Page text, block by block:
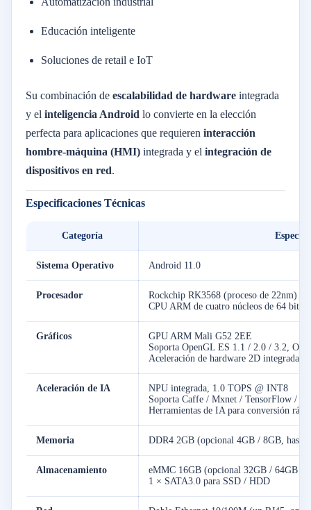
Educación inteligente
Soluciones de retail e IoT
Su combinación de escalabilidad de hardware integrada
y el inteligencia Android lo convierte en la elección
perfecta para aplicaciones que requieren interacción
hombre-máquina (HMI) integrada y el integración de
dispositivos en red.
Especificaciones Técnicas
Categoría
Sistema Operativo Android 11.0
Procesador
Rockchip RK3568 (proceso de 22nm)
CPU ARM de cuatro núcleos de 64 bits,
Gráficos
GPU ARM Mali G52 2EE
Soporta OpenGL ES 1.1 / 2.0 / 3.2,
Aceleración de hardware 2D integrada
Aceleración de IA
NPU integrada, 1.0 TOPS @ INT8
Soporta Caffe / Mxnet / TensorFlow /
Herramientas de IA para conversión
Memoria DDR4 2GB (opcional 4GB / 8GB, hasta
Almacenamiento
eMMC 16GB (opcional 32GB / 64GB /
1 × SATA3.0 para SSD / HDD